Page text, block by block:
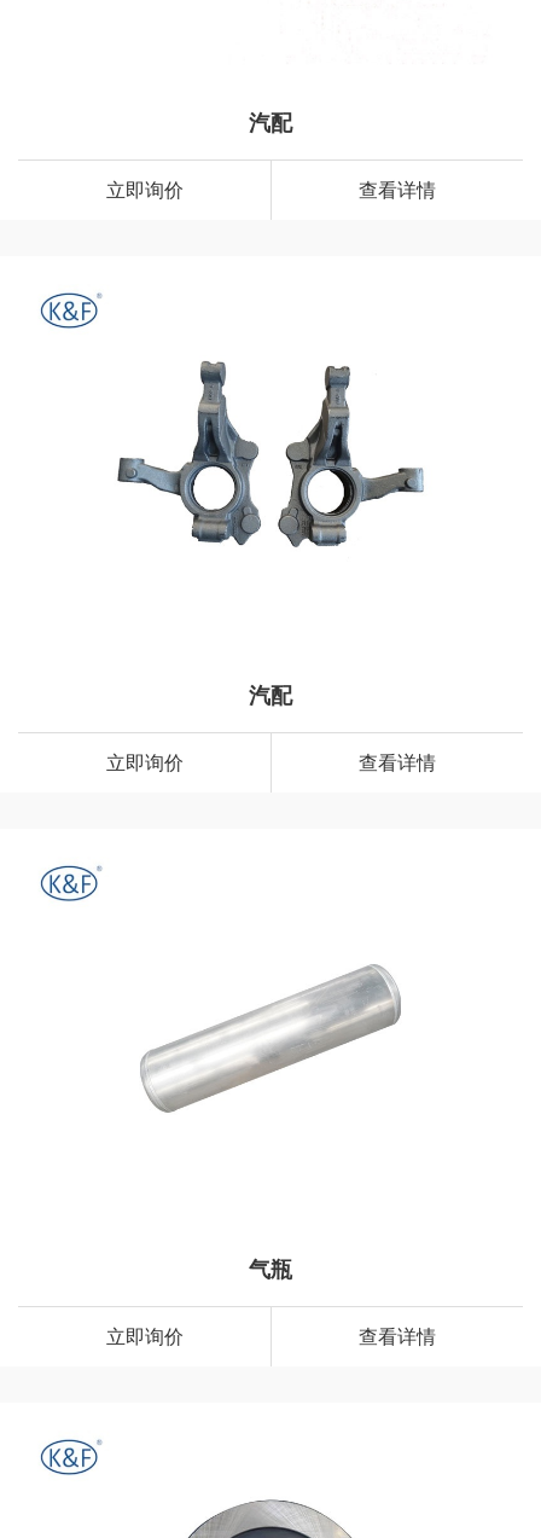
汽配
立即询价 查看详情
汽配
立即询价 查看详情
气瓶
立即询价 查看详情